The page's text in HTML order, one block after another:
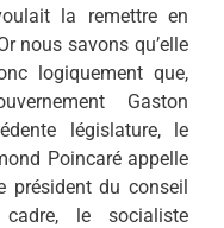
la remettre en
nous savons qu’elle
logiquement que,
Gaston
législature, le
Poincaré appelle
président du conseil
le socialiste